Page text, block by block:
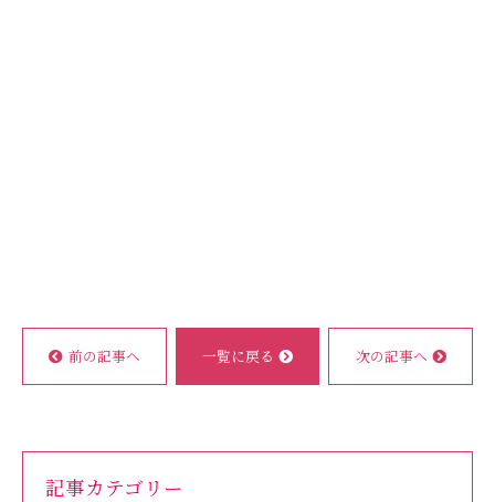
前の記事へ 一覧に戻る 次の記事へ
記事カテゴリー